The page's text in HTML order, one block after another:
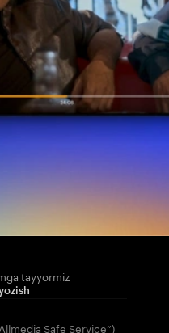
tayyormiz
Safe Service”)